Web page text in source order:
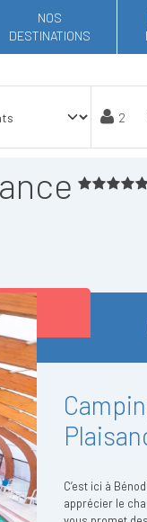
NOS
DESTINATIONS
C’est ici à
apprécier le